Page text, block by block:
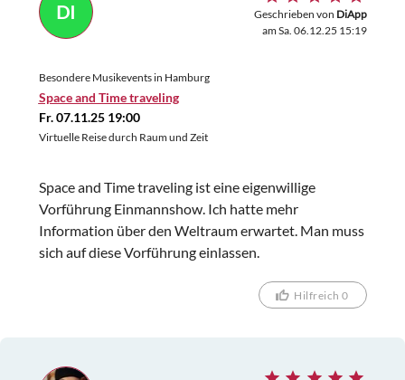
DI Geschrieben von DiApp
am Sa. 06.12.25 15:19
Besondere Musikevents in Hamburg
Space and Time traveling
Fr. 07.11.25 19:00
Virtuelle Reise durch Raum und Zeit
Space and Time traveling ist eine eigenwillige
Vorführung Einmannshow. Ich hatte mehr
Information über den Weltraum erwartet. Man muss
sich auf diese Vorführung einlassen.
Hilfreich 0